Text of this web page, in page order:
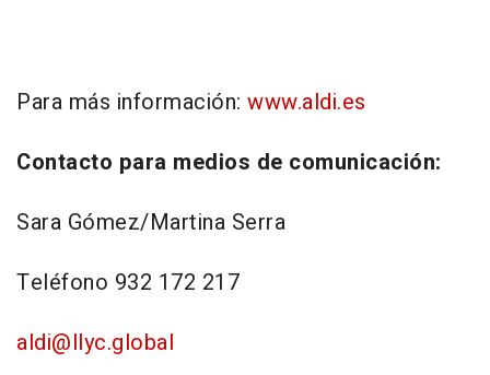
Para más información: www.aldi.es
Contacto para medios de comunicación:
Sara Gómez/Martina Serra
Teléfono 932 172 217
aldi@llyc.global